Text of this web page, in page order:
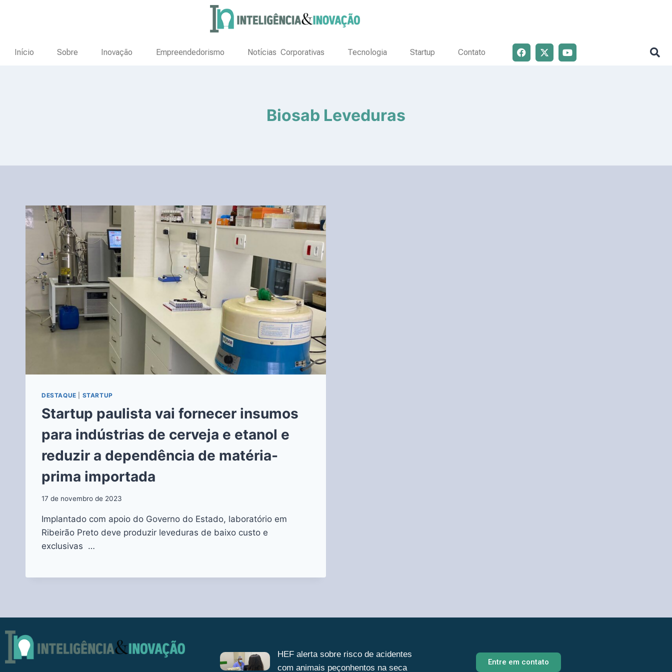
Início Sobre Inovação Empreendedorismo Notícias Corporativas Tecnologia Startup Contato
Biosab Leveduras
DESTAQUE STARTUP
Startup paulista vai fornecer insumos
para indústrias de cerveja e etanol e
reduzir a dependência de matéria-
prima importada
17 de novembro de 2023
Implantado com apoio do Governo do Estado, laboratório em
Ribeirão Preto deve produzir leveduras de baixo custo e
exclusivas …
HEF alerta sobre risco de acidentes
com animais peçonhentos na seca
Entre em contato